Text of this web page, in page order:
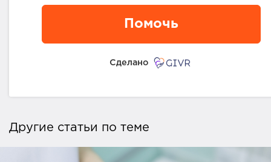
Помочь
Сделано
Другие статьи по теме